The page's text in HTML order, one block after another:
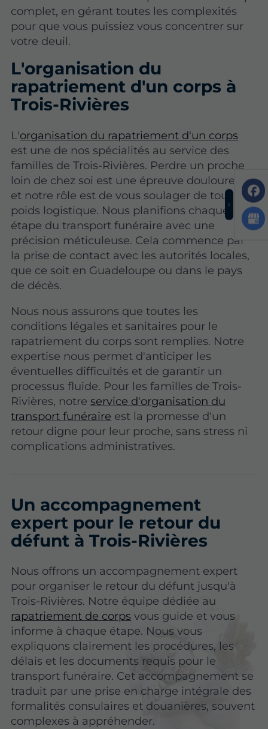
complet, en gérant toutes les complexités
pour que vous puissiez vous concentrer sur
votre deuil.
L'organisation du
rapatriement d'un corps à
Trois-Rivières
L'organisation du rapatriement d'un corps
est une de nos spécialités au service des
familles de Trois-Rivières. Perdre un proche
loin de chez soi est une épreuve douloureuse,
et notre rôle est de vous soulager de tout le
poids logistique. Nous planifions chaque
étape du transport funéraire avec une
précision méticuleuse. Cela commence par
la prise de contact avec les autorités locales,
que ce soit en Guadeloupe ou dans le pays
de décès.
Nous nous assurons que toutes les
conditions légales et sanitaires pour le
rapatriement du corps sont remplies. Notre
expertise nous permet d'anticiper les
éventuelles difficultés et de garantir un
processus fluide. Pour les familles de Trois-
Rivières, notreservice d'organisation du
transport funéraire est la promesse d'un
retour digne pour leur proche, sans stress ni
complications administratives.
Un accompagnement
expert pour le retour du
défunt à Trois-Rivières
Nous offrons un accompagnement expert
pour organiser le retour du défunt jusqu'à
Trois-Rivières. Notre équipe dédiée au
rapatriement de corps vous guide et vous
informe à chaque étape. Nous vous
expliquons clairement les procédures, les
délais et les documents requis pour le
transport funéraire. Cet accompagnement se
traduit par une prise en charge intégrale des
formalités consulaires et douanières, souvent
complexes à appréhender.